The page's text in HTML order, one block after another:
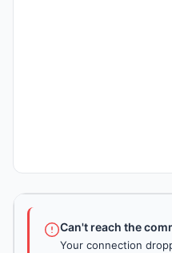
Can't reach the
Your connection